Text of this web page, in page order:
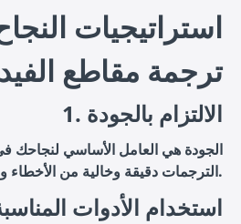
استراتيجيات
ترجمة مقاطع
1. الالتزام بالجودة
الجودة هي العامل الأساسي لنجاحك
الترجمات دقيقة وخالية من الأخطاء ومناسبة للسياق الثقافي.
2. استخدام الأدوات